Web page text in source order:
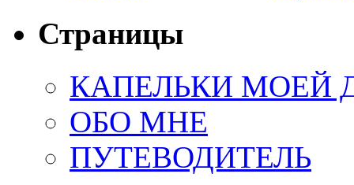
Страницы
КАПЕЛЬКИ МОЕЙ
ОБО МНЕ
ПУТЕВОДИТЕЛЬ